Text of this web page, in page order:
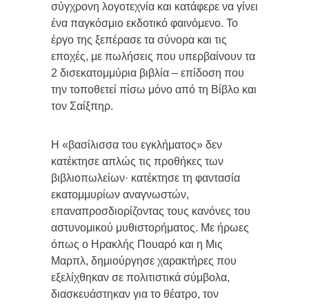
σύγχρονη λογοτεχνία και κατάφερε να γίνει
ένα παγκόσμιο εκδοτικό φαινόμενο. Το
έργο της ξεπέρασε τα σύνορα και τις
εποχές, με πωλήσεις που υπερβαίνουν τα
2 δισεκατομμύρια βιβλία – επίδοση που
την τοποθετεί πίσω μόνο από τη Βίβλο και
τον Σαίξπηρ.
Η «βασίλισσα του εγκλήματος» δεν
κατέκτησε απλώς τις προθήκες των
βιβλιοπωλείων· κατέκτησε τη φαντασία
εκατομμυρίων αναγνωστών,
επαναπροσδιορίζοντας τους κανόνες του
αστυνομικού μυθιστορήματος. Με ήρωες
όπως ο Ηρακλής Πουαρό και η Μις
Μαρπλ, δημιούργησε χαρακτήρες που
εξελίχθηκαν σε πολιτιστικά σύμβολα,
διασκευάστηκαν για το θέατρο, τον